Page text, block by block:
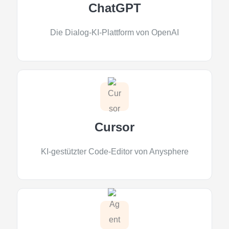
ChatGPT
Die Dialog-KI-Plattform von OpenAI
Cursor
KI-gestützter Code-Editor von Anysphere